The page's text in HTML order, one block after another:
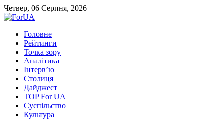
Четвер, 06 Серпня, 2026
Головне
Рейтинги
Точка зору
Аналітика
Інтерв’ю
Столиця
Дайджест
TOP For UA
Суспiльство
Культура